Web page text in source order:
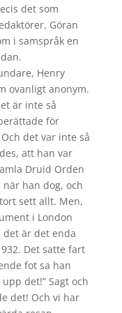
det som
Göran
i samspråk en
Henry
ovanligt anonym.
är inte så
för
det var inte så
att han var
Druid Orden
när han dog, och
sett allt. Men,
i London
är det enda
Det satte fart
fot sa han
det!” Sagt och
det! Och vi har